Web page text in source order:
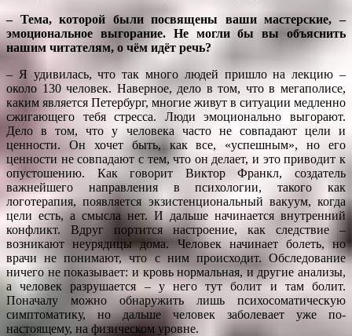
– Тема, которой были посвящены ваши мастерские, –
эмоциональное выгорание. Не могли бы вы объяснить
нашим читателям, о чём идёт речь?
– Я удивилась, что так много людей пришло на лекцию –
около 130 человек. Наверное, дело в том, что в мегаполисе,
каким является Петербург, многие живут в ситуации медленно
сжигающего тебя стресса. Люди эмоционально выгорают.
Дело в том, что у человека часто не совпадают цели и
ценности. Он хочет быть, как все, «успешным», но его
ценности не совпадают с тем, что он делает, и это приводит к
опустошению. Как говорит Виктор Франкл, создатель
важнейшего направления в психологии, такого как
логотерапия, появляется экзистенциональный вакуум, когда
цели есть, а смысла нет. И дальше начинается внутренний
конфликт. Вдруг портится настроение, как следствие –
возникают неурядицы дома. Человек начинает болеть, но
врачи не понимают, что с ним происходит. Обследование
ничего не показывает: и кровь нормальная, и другие анализы,
а человек разрушается – у него тут болит и там болит.
Поначалу можно обнаружить лишь психосоматическую
симптоматику, но дальше человек заболевает уже по-
настоящему, на физическом уровне.